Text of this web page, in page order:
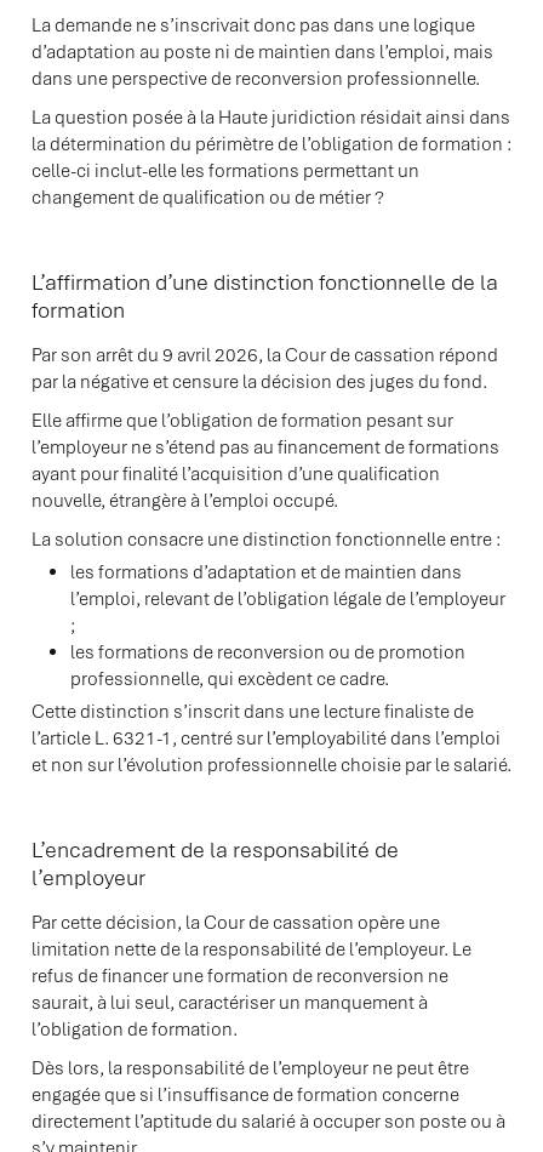
La demande ne s’inscrivait donc pas dans une logique
d’adaptation au poste ni de maintien dans l’emploi, mais
dans une perspective de reconversion professionnelle.
La question posée à la Haute juridiction résidait ainsi dans
la détermination du périmètre de l’obligation de formation :
celle-ci inclut-elle les formations permettant un
changement de qualification ou de métier ?
L’affirmation d’une distinction fonctionnelle de la
formation
Par son arrêt du 9 avril 2026, la Cour de cassation répond
par la négative et censure la décision des juges du fond.
Elle affirme que l’obligation de formation pesant sur
l’employeur ne s’étend pas au financement de formations
ayant pour finalité l’acquisition d’une qualification
nouvelle, étrangère à l’emploi occupé.
La solution consacre une distinction fonctionnelle entre :
les formations d’adaptation et de maintien dans
l’emploi, relevant de l’obligation légale de l’employeur
;
les formations de reconversion ou de promotion
professionnelle, qui excèdent ce cadre.
Cette distinction s’inscrit dans une lecture finaliste de
l’article L. 6321-1, centré sur l’employabilité dans l’emploi
et non sur l’évolution professionnelle choisie par le salarié.
L’encadrement de la responsabilité de
l’employeur
Par cette décision, la Cour de cassation opère une
limitation nette de la responsabilité de l’employeur. Le
refus de financer une formation de reconversion ne
saurait, à lui seul, caractériser un manquement à
l’obligation de formation.
Dès lors, la responsabilité de l’employeur ne peut être
engagée que si l’insuffisance de formation concerne
directement l’aptitude du salarié à occuper son poste ou à